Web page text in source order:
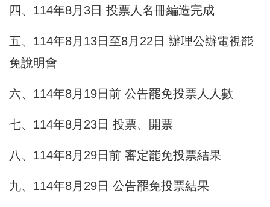
四、114年8月3日 投票人名冊編造完成
五、114年8月13日至8月22日 辦理公辦電視罷
免說明會
六、114年8月19日前 公告罷免投票人人數
七、114年8月23日 投票、開票
八、114年8月29日前 審定罷免投票結果
九、114年8月29日 公告罷免投票結果